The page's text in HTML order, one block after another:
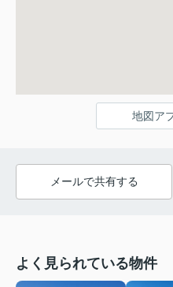
地図ア
メールで共有する
よく見られている物件